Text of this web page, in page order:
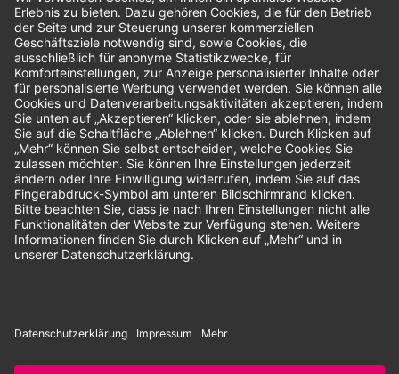
Bewertungen
Unsere Zahlungsarten:
Rechnung SEPA-Lastschrift Vorkasse